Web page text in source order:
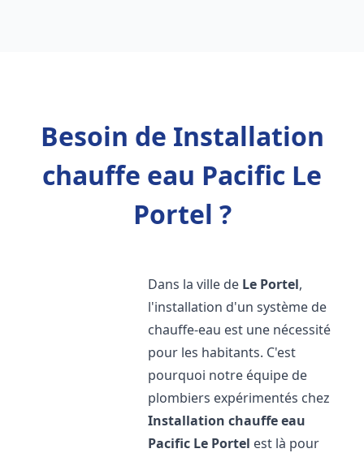
Besoin de Installation
chauffe eau Pacific Le
Portel ?
Dans la ville de Le Portel,
l'installation d'un système de
chauffe-eau est une nécessité
pour les habitants. C'est
pourquoi notre équipe de
plombiers expérimentés chez
Installation chauffe eau
Pacific Le Portel est là pour